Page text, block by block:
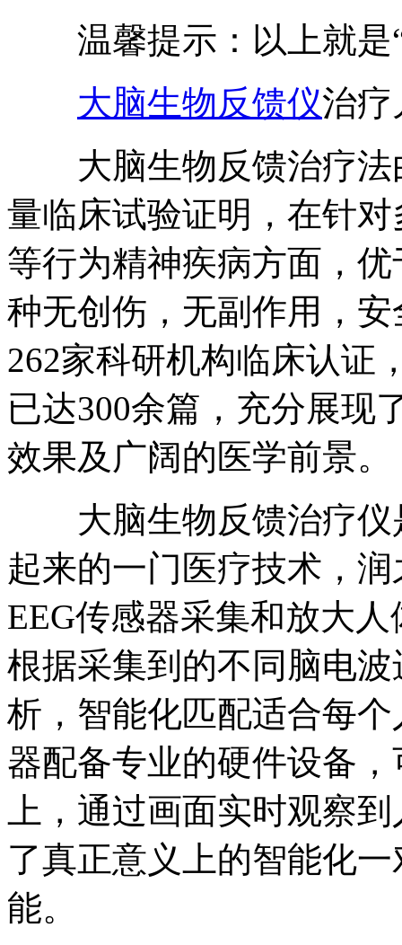
温馨提示：以上就是“
大脑生物反馈仪治疗
大脑生物反馈治疗法
量临床试验证明，在针
等行为精神疾病方面，
种无创伤，无副作用，
262家科研机构临床认证
已达300余篇，充分展现
效果及广阔的医学前景。
大脑生物反馈治疗仪
起来的一门医疗技术，
EEG传感器采集和放大
根据采集到的不同脑电
析，智能化匹配适合每
器配备专业的硬件设备
上，通过画面实时观察
了真正意义上的智能化
能。